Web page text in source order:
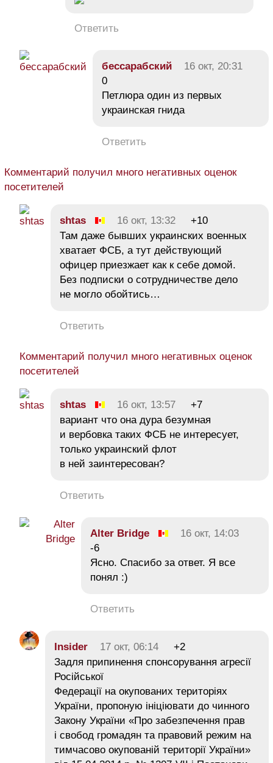
Ответить
бессарабский
16 окт, 20:31
0
Петлюра один из первых
украинская гнида
Ответить
Комментарий получил много негативных оценок
посетителей
shtas 16 окт, 13:32
+10
Там даже бывших украинских военных
хватает ФСБ, а тут действующий
офицер приезжает как к себе домой.
Без подписки о сотрудничестве дело
не могло обойтись…
Ответить
Комментарий получил много негативных оценок
посетителей
shtas 16 окт, 13:57
+7
вариант что она дура безумная
и вербовка таких ФСБ не интересует,
только украинский флот
в ней заинтересован?
Ответить
Alter Bridge
16 окт, 14:03
-6
Ясно. Спасибо за ответ. Я все
понял :)
Ответить
Insider 17 окт, 06:14
+2
Задля припинення спонсорування агресії
Російської
Федерації на окупованих територіях
України, пропоную ініціювати до чинного
Закону України «Про забезпечення прав
і свобод громадян та правовий режим на
тимчасово окупованій території України»